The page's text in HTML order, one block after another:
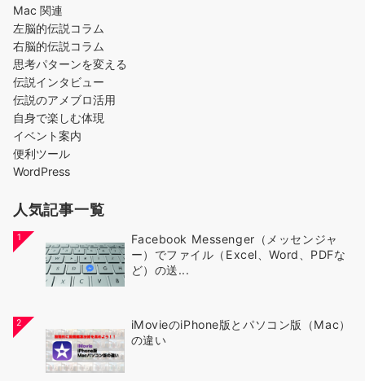
Mac 関連
左脳的伝説コラム
右脳的伝説コラム
思考パターンを変える
伝説インタビュー
伝説のアメブロ活用
自身で楽しむ体現
イベント案内
便利ツール
WordPress
人気記事一覧
1
Facebook Messenger（メッセンジャ
ー）でファイル（Excel、Word、PDFな
ど）の送...
2
iMovieのiPhone版とパソコン版（Mac）
の違い